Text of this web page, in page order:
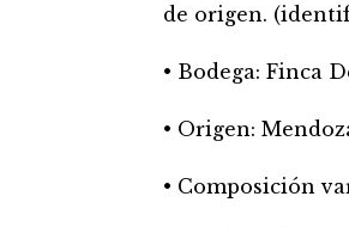
de origen.
• Bodega: Finca
• Origen:
• Composición